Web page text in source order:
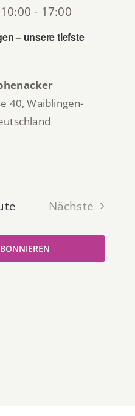
– unsere tiefste
- 17:00
40, Waiblingen-
Nächste